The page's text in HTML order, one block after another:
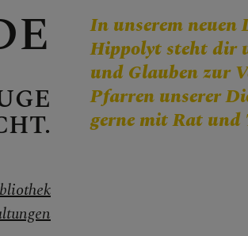
Kirche
Kirchen
In unserem neuen
Hippolyt steht dir
und Glauben zur
Pfarren unserer
gerne mit Rat und